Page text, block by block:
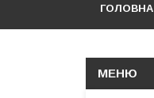
ГОЛОВНА